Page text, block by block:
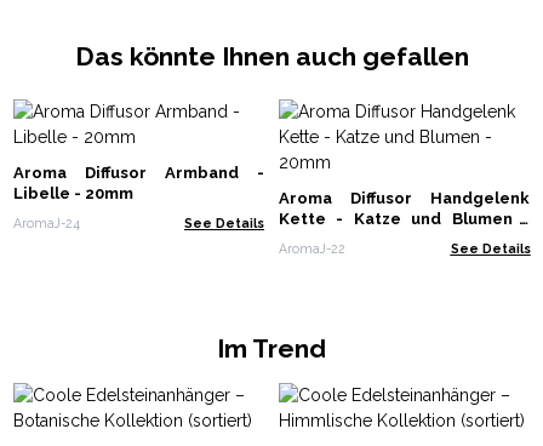
Das könnte Ihnen auch gefallen
Aroma Diffusor Armband -
Libelle - 20mm
AromaJ-24 See Details
Aroma Diffusor Handgelenk
Kette - Katze und Blumen -
20mm
AromaJ-22 See Details
Im Trend